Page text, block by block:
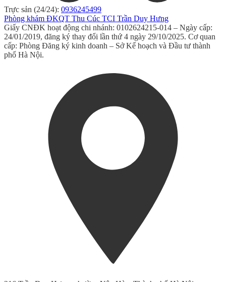
Trực sản (24/24): 0936245499
Phòng khám ĐKQT Thu Cúc TCI Trần Duy Hưng
Giấy CNĐK hoạt động chi nhánh: 0102624215-014 – Ngày cấp:
24/01/2019, đăng ký thay đổi lần thứ 4 ngày 29/10/2025. Cơ quan
cấp: Phòng Đăng ký kinh doanh – Sở Kế hoạch và Đầu tư thành
phố Hà Nội.